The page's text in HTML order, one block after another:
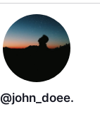
@john_doee.